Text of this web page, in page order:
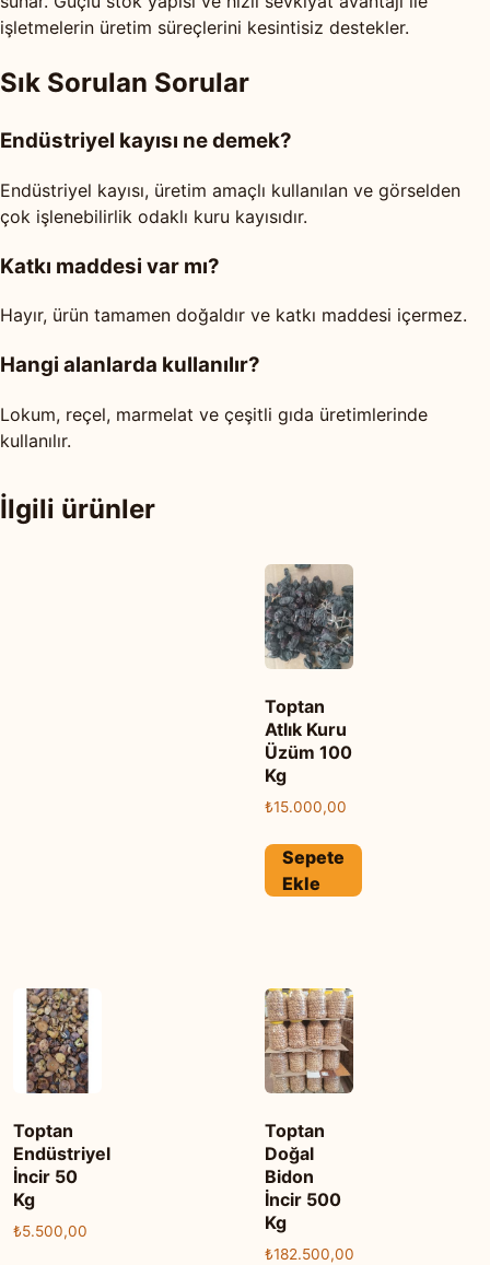
işletmelerin üretim süreçlerini kesintisiz destekler.
Sık Sorulan Sorular
Endüstriyel kayısı ne demek?
Endüstriyel kayısı, üretim amaçlı kullanılan ve görselden
çok işlenebilirlik odaklı kuru kayısıdır.
Katkı maddesi var mı?
Hayır, ürün tamamen doğaldır ve katkı maddesi içermez.
Hangi alanlarda kullanılır?
Lokum, reçel, marmelat ve çeşitli gıda üretimlerinde
kullanılır.
İlgili ürünler
Toptan
Atlık Kuru
Üzüm 100
Kg
₺15.000,00
Sepete
Ekle
Toptan
Endüstriyel
İncir 50
Kg
₺5.500,00
Toptan
Doğal
Bidon
İncir 500
Kg
₺182.500,00